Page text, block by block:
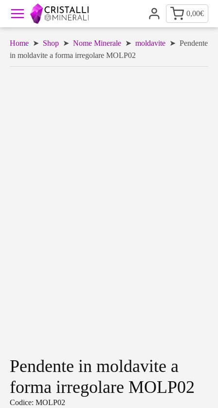
0,00€
Home ➤ Shop ➤ Nome Minerale ➤ moldavite ➤ Pendente
in moldavite a forma irregolare MOLP02
Pendente in moldavite a
forma irregolare MOLP02
Codice: MOLP02